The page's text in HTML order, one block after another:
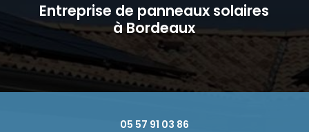
Entreprise de panneaux solaires
à Bordeaux
05 57 91 03 86